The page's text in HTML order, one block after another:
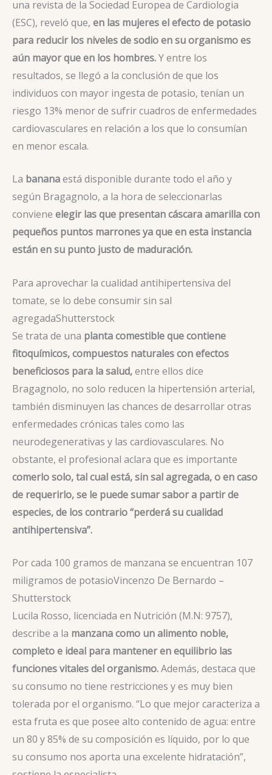
una revista de la Sociedad Europea de Cardiologia
(ESC), reveló que, en las mujeres el efecto de potasio
para reducir los niveles de sodio en su organismo es
aún mayor que en los hombres.Y entre los
resultados, se llegó a la conclusión de que los
individuos con mayor ingesta de potasio, tenían un
riesgo 13% menor de sufrir cuadros de enfermedades
cardiovasculares en relación a los que lo consumían
en menor escala.
La bananaestá disponible durante todo el año y
según Bragagnolo, a la hora de seleccionarlas
conviene elegir las que presentan cáscara amarilla con
pequeños puntos marronesya que en esta instancia
están en su punto justo de maduración.
Para aprovechar la cualidad antihipertensiva del
tomate, se lo debe consumir sin sal
agregadaShutterstock
Se trata de una planta comestible que contiene
fitoquímicos, compuestos naturales con efectos
beneficiosos para la salud,entre ellos dice
Bragagnolo, no solo reducen la hipertensión arterial,
también disminuyen las chances de desarrollar otras
enfermedades crónicas tales como las
neurodegenerativas y las cardiovasculares. No
obstante, el profesional aclara que es importante
comerlo solo, tal cual está, sin sal agregada, o en caso
de requerirlo, se le puede sumar sabor a partir de
especies, de los contrario “perderá su cualidad
antihipertensiva”.
Por cada 100 gramos de manzana se encuentran 107
miligramos de potasioVincenzo De Bernardo –
Shutterstock
Lucila Rosso, licenciada en Nutrición (M.N: 9757),
describe a la manzana como un alimento noble,
completo e ideal para mantener en equilibrio las
funciones vitales del organismo.Además, destaca que
su consumo no tiene restricciones y es muy bien
tolerada por el organismo. “Lo que mejor caracteriza a
esta fruta es que posee alto contenido de agua: entre
un 80 y 85% de su composición es líquido, por lo que
su consumo nos aporta una excelente hidratación”,